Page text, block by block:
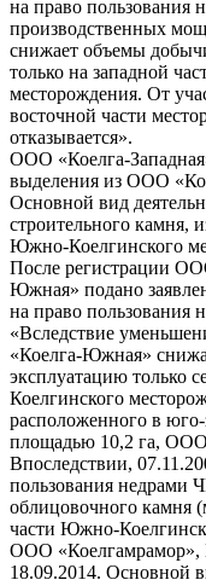
на право пользования
производственных
снижает объемы
только на западной
месторождения. От
восточной части
отказывается».
ООО «Коелга-
выделения из ООО
Основной вид
строительного камня,
Южно-Коелгинского
После регистрации
Южная» подано
на право пользования
«Вследствие
«Коелга-Южная»
эксплуатацию только
Коелгинского
расположенного в
площадью 10,2 га, ООО
Впоследствии,
пользования
облицовочного камня
части Южно-
ООО «Коелгамрамор»,
18.09.2014. Основной